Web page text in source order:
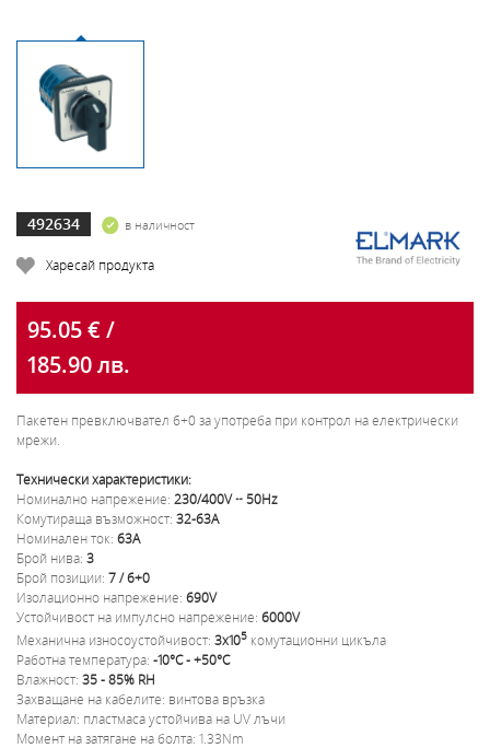
492634 в наличност
Харесай продукта
95.05 € /
185.90 лв.
Пакетен превключвател 6+0 за употреба при контрол на електрически
мрежи.
Технически характеристики:
Номинално напрежение: 230/400V ~ 50Hz
Комутираща възможност: 32-63А
Номинален ток: 63А
Брой нива: 3
Брой позиции: 7 / 6+0
Изолационно напрежение: 690V
Устойчивост на импулсно напрежение: 6000V
Механична износоустойчивост: 3х105 комутационни цикъла
Работна температура: -10°С - +50°С
Влажност: 35 - 85% RH
Захващане на кабелите: винтова връзка
Материал: пластмаса устойчива на UV лъчи
Момент на затягане на болта: 1.33Nm